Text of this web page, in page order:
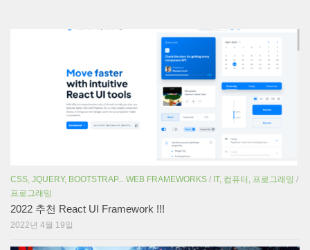
CSS, JQUERY, BOOTSTRAP... WEB FRAMEWORKS / IT, 컴퓨터, 프로그래밍 /
프로그래밍
2022 추천 React UI Framework !!!
2022년 4월 19일